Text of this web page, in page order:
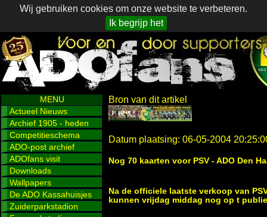
Wij gebruiken cookies om onze website te verbeteren.
Ik begrijp het
MENU
Actueel Nieuws
Archief 1905 - heden
Competitieschema
ADO-post archief
ADOfans visit
Downloads
Wallpapers
De ADO Kassahuisjes
Zuiderparkstadion
Bron van dit artikel
Datum plaatsing: 06-05-2004
Nog 70 kaarten voor PSV - ADO Den
Na de officiele laatste verkoop van
kunnen vrijdag middag nog op t